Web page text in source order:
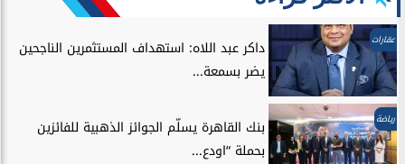
عقارات
داكر عبد اللاه: استهداف المستثمرين الناجحين
يضر بسمعة...
رياضة
بنك القاهرة يسلّم الجوائز الذهبية للفائزين
بحملة “اودع...